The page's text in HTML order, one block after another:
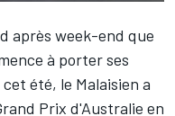
après week-end que
à porter ses
cet été, le Malaisien a
Prix d'Australie en